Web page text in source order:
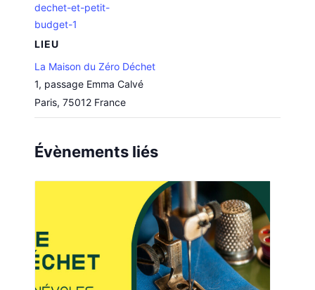
dechet-et-petit-
budget-1
LIEU
La Maison du Zéro Déchet
1, passage Emma Calvé
Paris, 75012 France
Évènements liés